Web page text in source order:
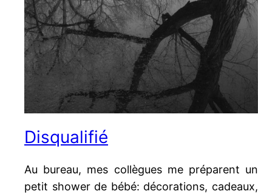
Disqualifié
Au bureau, mes collègues me préparent un
petit shower de bébé: décorations, cadeaux,